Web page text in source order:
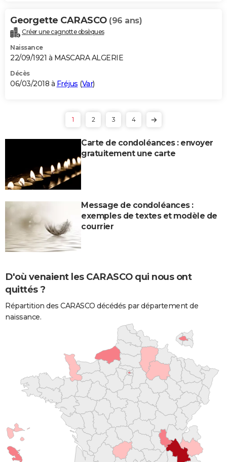
Georgette CARASCO (96 ans)
Créer une cagnotte obsèques
Naissance
22/09/1921 à MASCARA ALGERIE
Décès
06/03/2018 à Fréjus (Var)
1 2 3 4
Carte de condoléances : envoyer
gratuitement une carte
Message de condoléances :
exemples de textes et modèle de
courrier
D'où venaient les CARASCO qui nous ont
quittés ?
Répartition des CARASCO décédés par département de
naissance.